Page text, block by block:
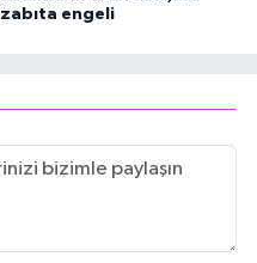
zabıta engeli